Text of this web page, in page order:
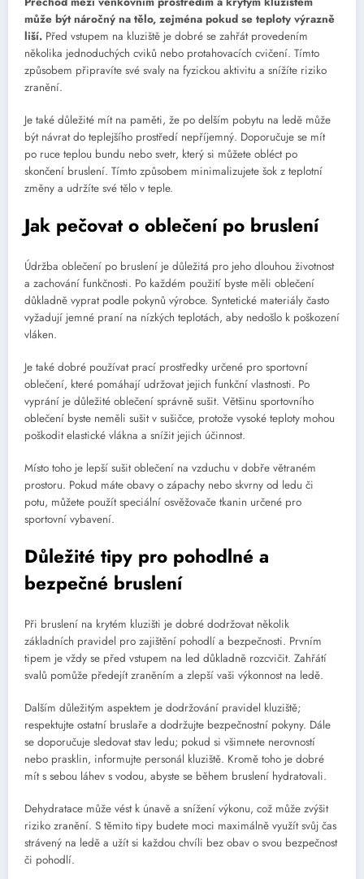
může být náročný na tělo, zejména pokud se teploty výrazně
liší. Před vstupem na kluziště je dobré se zahřát provedením
několika jednoduchých cviků nebo protahovacích cvičení. Tímto
způsobem připravíte své svaly na fyzickou aktivitu a snížíte riziko
zranění.
Je také důležité mít na paměti, že po delším pobytu na ledě může
být návrat do teplejšího prostředí nepříjemný. Doporučuje se mít
po ruce teplou bundu nebo svetr, který si můžete obléct po
skončení bruslení. Tímto způsobem minimalizujete šok z teplotní
změny a udržíte své tělo v teple.
Jak pečovat o oblečení po bruslení
Údržba oblečení po bruslení je důležitá pro jeho dlouhou životnost
a zachování funkčnosti. Po každém použití byste měli oblečení
důkladně vyprat podle pokynů výrobce. Syntetické materiály často
vyžadují jemné praní na nízkých teplotách, aby nedošlo k poškození
vláken.
Je také dobré používat prací prostředky určené pro sportovní
oblečení, které pomáhají udržovat jejich funkční vlastnosti. Po
vyprání je důležité oblečení správně sušit. Většinu sportovního
oblečení byste neměli sušit v sušičce, protože vysoké teploty mohou
poškodit elastické vlákna a snížit jejich účinnost.
Místo toho je lepší sušit oblečení na vzduchu v dobře větraném
prostoru. Pokud máte obavy o zápachy nebo skvrny od ledu či
potu, můžete použít speciální osvěžovače tkanin určené pro
sportovní vybavení.
Důležité tipy pro pohodlné a
bezpečné bruslení
Při bruslení na krytém kluzišti je dobré dodržovat několik
základních pravidel pro zajištění pohodlí a bezpečnosti. Prvním
tipem je vždy se před vstupem na led důkladně rozcvičit. Zahřátí
svalů pomůže předejít zraněním a zlepší vaši výkonnost na ledě.
Dalším důležitým aspektem je dodržování pravidel kluziště;
respektujte ostatní bruslaře a dodržujte bezpečnostní pokyny. Dále
se doporučuje sledovat stav ledu; pokud si všimnete nerovností
nebo prasklin, informujte personál kluziště. Kromě toho je dobré
mít s sebou láhev s vodou, abyste se během bruslení hydratovali.
Dehydratace může vést k únavě a snížení výkonu, což může zvýšit
riziko zranění. S těmito tipy budete moci maximálně využít svůj čas
strávený na ledě a užít si každou chvíli bez obav o svou bezpečnost
či pohodlí.